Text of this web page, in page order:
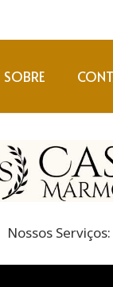
SOBRE
Nossos Serviços: